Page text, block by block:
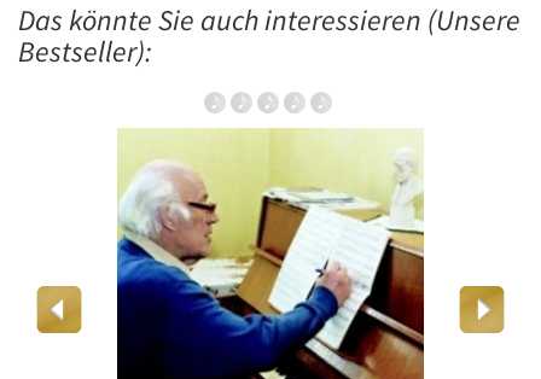
Das könnte Sie auch interessieren (Unsere
Bestseller):